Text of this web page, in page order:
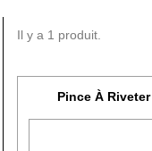
Il y a 1 produit.
Pince À